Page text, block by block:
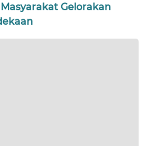
Masyarakat Gelorakan